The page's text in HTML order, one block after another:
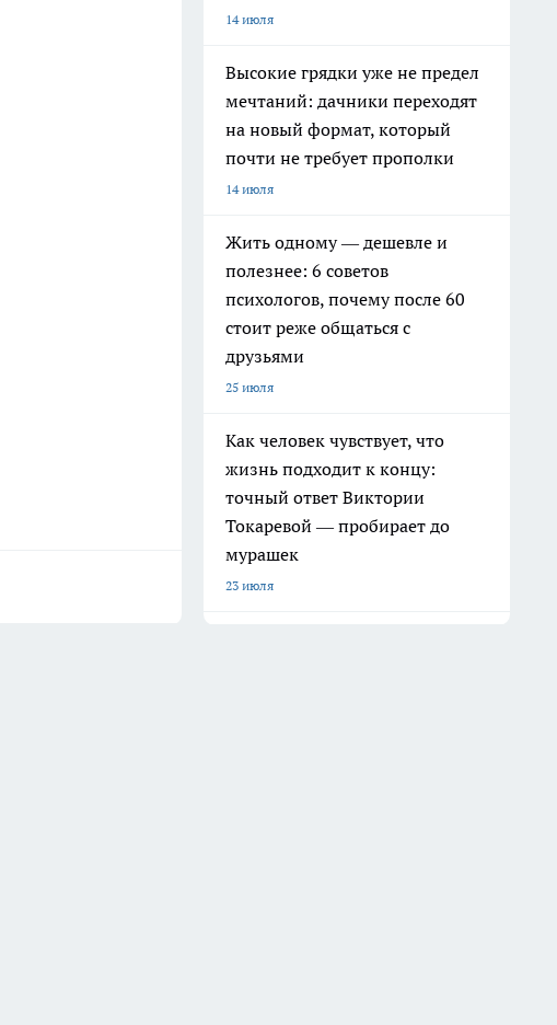
14 июля
Высокие грядки уже не предел
мечтаний: дачники переходят
на новый формат, который
почти не требует прополки
14 июля
Жить одному — дешевле и
полезнее: 6 советов
психологов, почему после 60
стоит реже общаться с
друзьями
25 июля
Как человек чувствует, что
жизнь подходит к концу:
точный ответ Виктории
Токаревой — пробирает до
мурашек
23 июля